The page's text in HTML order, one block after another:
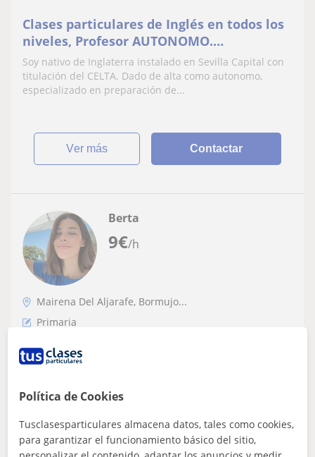
Clases particulares de Inglés en todos los
niveles, Profesor AUTONOMO.
Especializado en preparación de
exámenes e Inglés de negocios [In
company]
Soy nativo de Inglaterra instalado en Sevilla Capital con
titulación del CELTA. Dado de alta como autonomo,
especializado en preparación de...
ver más Contactar
9€/h
Berta
Mairena Del Aljarafe, Bormujo...
Primaria
Repaso primaria todas asignaturas
Soy una maestra muy dinámica, con la concepción del
práctico y funcional. No solo me ayudo...
Política de Cookies
Tusclasesparticulares almacena datos, tales como cookies,
para garantizar el funcionamiento básico del sitio,